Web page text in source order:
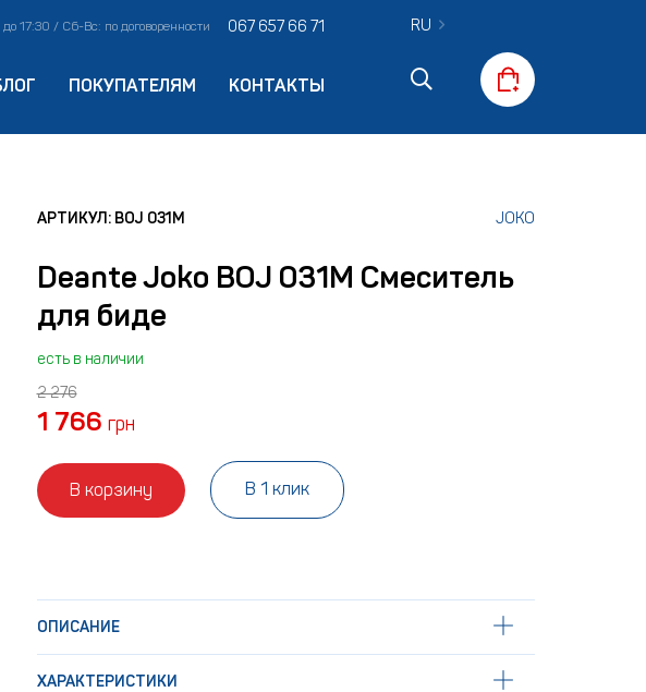
17:30 / Сб-Вс: по договоренности 067 657 66 71
ПОКУПАТЕЛЯМ КОНТАКТЫ
RU
АРТИКУЛ: BOJ 031M JOKO
Deante Joko BOJ 031M Смеситель
для биде
есть в наличии
2 276
1 766 грн
В корзину В 1 клик
ОПИСАНИЕ
ХАРАКТЕРИСТИКИ